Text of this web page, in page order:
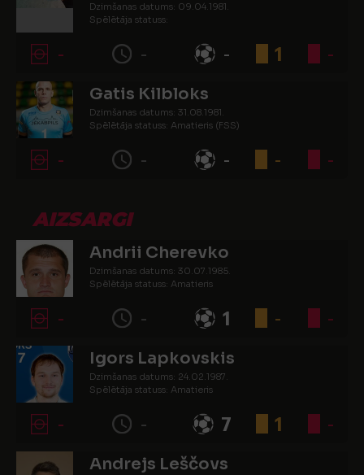
Dzimšanas datums: 09.04.1981.
Spēlētāja statuss:
- - - 1 -
Gatis Kilbloks
Dzimšanas datums: 31.08.1981.
Spēlētāja statuss: Amatieris (FSS)
- - - - -
AIZSARGI
Andrii Cherevko
Dzimšanas datums: 30.07.1985.
Spēlētāja statuss: Amatieris
- - 1 - -
Igors Lapkovskis
Dzimšanas datums: 24.02.1987.
Spēlētāja statuss: Amatieris
- - 7 1 -
Andrejs Leščovs